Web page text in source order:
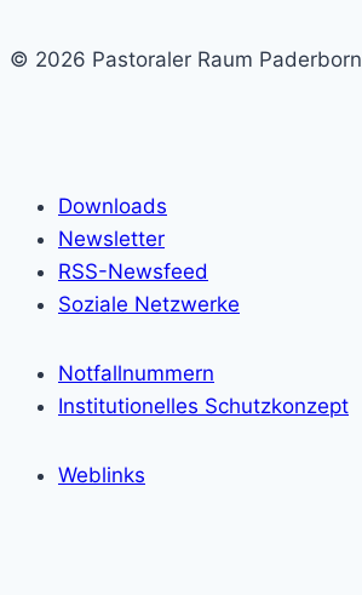
© 2026 Pastoraler Raum Paderborn
Downloads
Newsletter
RSS-Newsfeed
Soziale Netzwerke
Notfallnummern
Institutionelles Schutzkonzept
Weblinks